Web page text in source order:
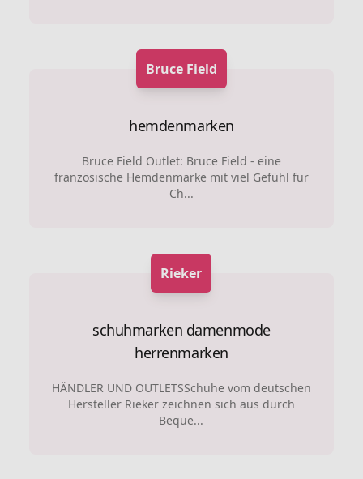
Bruce Field
hemdenmarken
Bruce Field Outlet: Bruce Field - eine
französische Hemdenmarke mit viel Gefühl für
Ch...
Rieker
schuhmarken damenmode
herrenmarken
HÄNDLER UND OUTLETSSchuhe vom deutschen
Hersteller Rieker zeichnen sich aus durch
Beque...